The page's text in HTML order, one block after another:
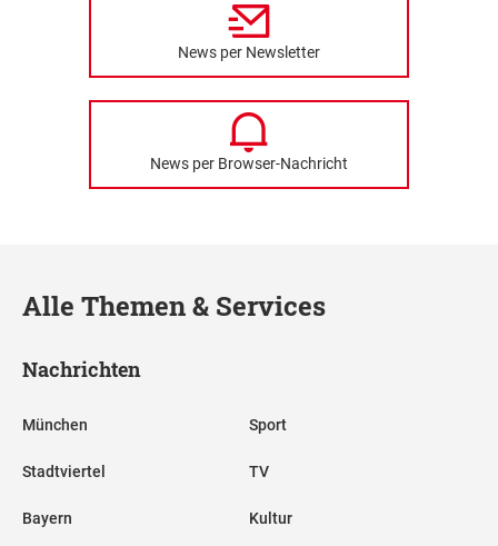
News per Newsletter
News per Browser-Nachricht
Alle Themen & Services
Nachrichten
München
Stadtviertel
Bayern
Sport
TV
Kultur